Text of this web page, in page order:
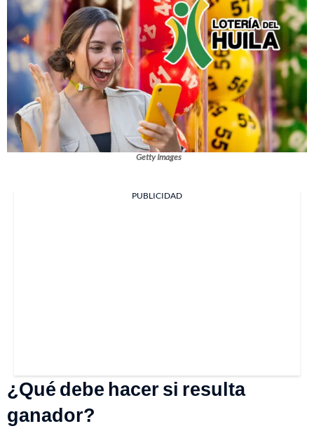
Getty Images
PUBLICIDAD
¿Qué debe hacer si resulta
ganador?